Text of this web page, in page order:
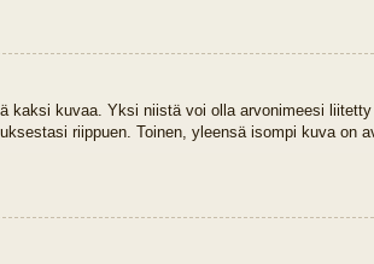
kaksi kuvaa. Yksi niistä voi olla arvonimeesi
riippuen. Toinen, yleensä isompi kuva on